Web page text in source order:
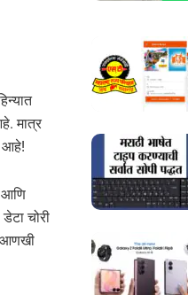
मात्र
आहे!
आणि
चोरी
आणखी